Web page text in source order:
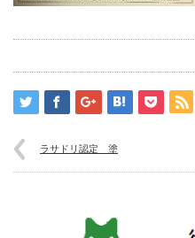
ラサドリ認定 塗